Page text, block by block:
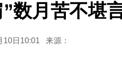
数月苦不堪
10日10:01 来源：